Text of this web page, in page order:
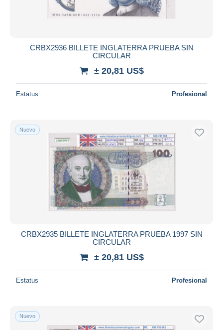
CRBX2936 BILLETE INGLATERRA PRUEBA SIN
CIRCULAR
± 20,81 US$
Estatus Profesional
Nuevo
CRBX2935 BILLETE INGLATERRA PRUEBA 1997 SIN
CIRCULAR
± 20,81 US$
Estatus Profesional
Nuevo